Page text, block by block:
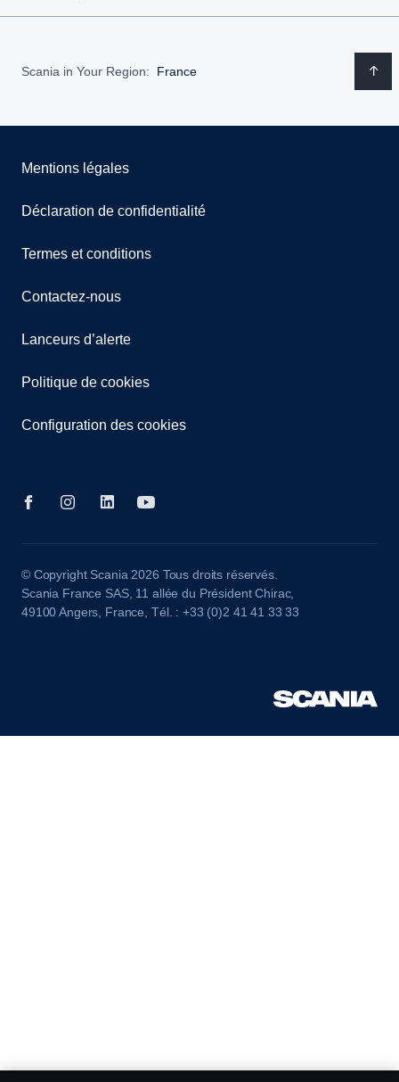
Scania in Your Region: France
Mentions légales
Déclaration de confidentialité
Termes et conditions
Contactez-nous
Lanceurs d’alerte
Politique de cookies
Configuration des cookies
© Copyright Scania 2026 Tous droits réservés.
Scania France SAS, 11 allée du Président Chirac,
49100 Angers, France, Tél. : +33 (0)2 41 41 33 33